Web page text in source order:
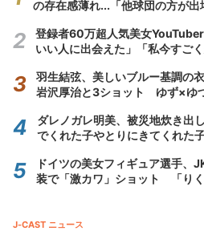
の存在感薄れ...「他球団の方が
登録者60万超人気美女
いい人に出会えた」「私今すごく
羽生結弦、美しいブルー基調の
岩沢厚治と3ショット ゆず×ゆ
ダレノガレ明美、被災地炊き出
でくれた子やとりにきてくれた
ドイツの美女フィギュア選手、
装で「激カワ」ショット 「り
J-CAST ニュース